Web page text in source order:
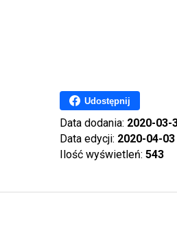
Udostępnij
Data dodania: 2020-03-
Data edycji: 2020-04-03
Ilość wyświetleń: 543